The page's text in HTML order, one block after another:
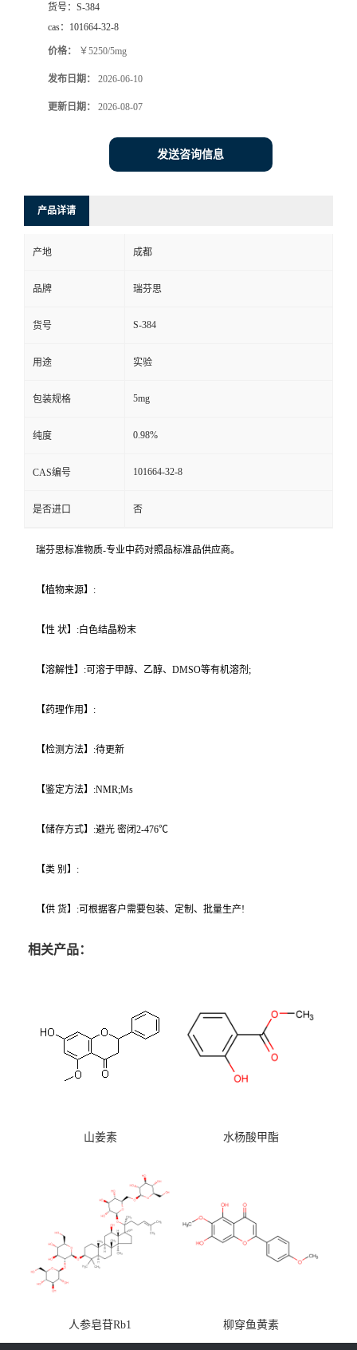
货号： S-384
cas： 101664-32-8
价格： ￥5250/5mg
发布日期： 2026-06-10
更新日期： 2026-08-07
发送咨询信息
产品详请
产地 成都
品牌 瑞芬思
货号 S-384
用途 实验
包装规格 5mg
纯度 0.98%
CAS编号 101664-32-8
是否进口 否
瑞芬思标准物质-专业中药对照品标准品供应商。
【植物来源】:
【性 状】:白色结晶粉末
【溶解性】:可溶于甲醇、乙醇、DMSO等有机溶剂;
【药理作用】:
【检测方法】:待更新
【鉴定方法】:NMR;Ms
【储存方式】:避光 密闭2-476℃
【类 别】:
【供 货】:可根据客户需要包装、定制、批量生产!
相关产品：
山姜素 水杨酸甲酯
人参皂苷Rb1 柳穿鱼黄素